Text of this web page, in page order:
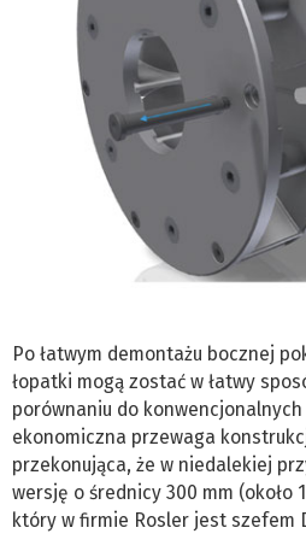
Po łatwym demontażu bocznej
łopatki mogą zostać w łatwy
porównaniu do
ekonomiczna przewaga
przekonująca, że w niedalekiej
wersję o średnicy 300 mm (około
który w firmie Rosler jest szefem